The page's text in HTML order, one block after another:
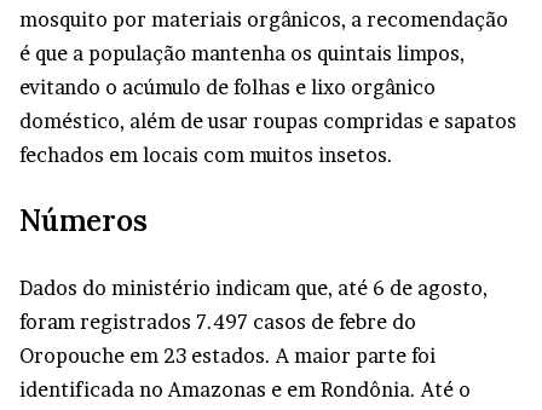
mosquito por materiais orgânicos, a recomendação
é que a população mantenha os quintais limpos,
evitando o acúmulo de folhas e lixo orgânico
doméstico, além de usar roupas compridas e sapatos
fechados em locais com muitos insetos.
Números
Dados do ministério indicam que, até 6 de agosto,
foram registrados 7.497 casos de febre do
Oropouche em 23 estados. A maior parte foi
identificada no Amazonas e em Rondônia. Até o